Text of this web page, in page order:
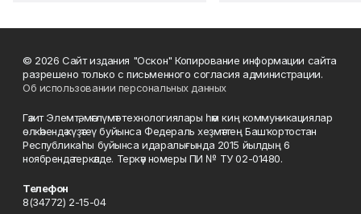
© 2026 Сайт издания "Оскон" Копирование информации сайта
разрешено только с письменного согласия администрации.
Об использовании персональных данных
Гәзит Элемтә, мәғлүмәт технологиялары һәм киң коммуникациялар
өлкәһендә күҙәтеү буйынса Федераль хеҙмәттең Башҡортостан
Республикаһы буйынса идаралығында 2015 йылдың 6
ноябрендә теркәлде. Теркәү номеры ПИ № ТУ 02-01480.
Телефон
8(34772) 2-15-04